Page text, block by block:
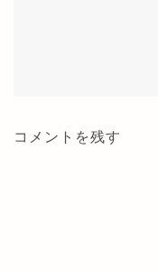
コメントを残す